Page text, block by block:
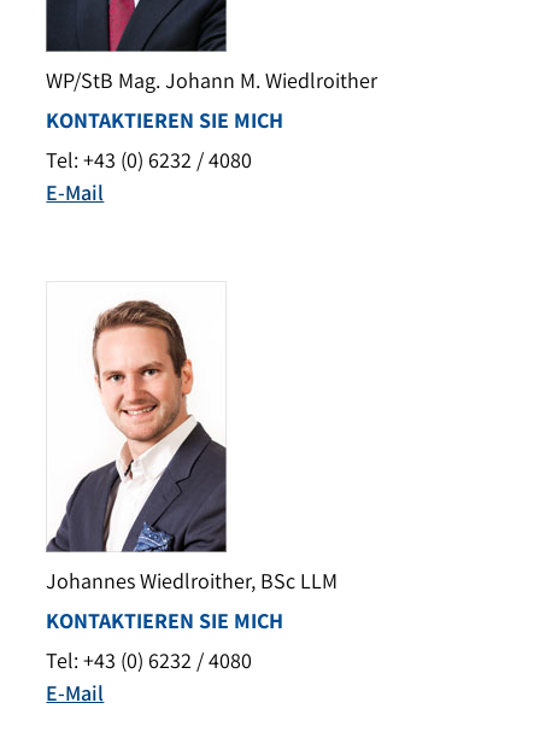
WP/StB Mag. Johann M. Wiedlroither
KONTAKTIEREN SIE MICH
Tel: +43 (0) 6232 / 4080
E-Mail
Johannes Wiedlroither, BSc LLM
KONTAKTIEREN SIE MICH
Tel: +43 (0) 6232 / 4080
E-Mail